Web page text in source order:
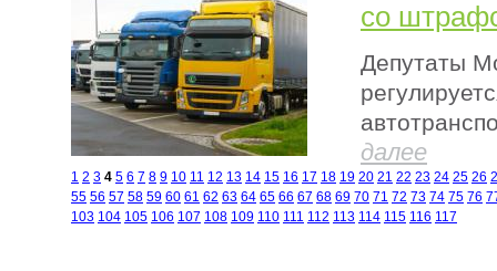
со
Депутаты
далее
1 2 3 4 5 6 7 8 9 10 11 12 13 14 15 16 17 18 19 20 21 22 23 24 25 26
55 56 57 58 59 60 61 62 63 64 65 66 67 68 69 70 71 72 73 74 75 76
103 104 105 106 107 108 109 110 111 112 113 114 115 116 117